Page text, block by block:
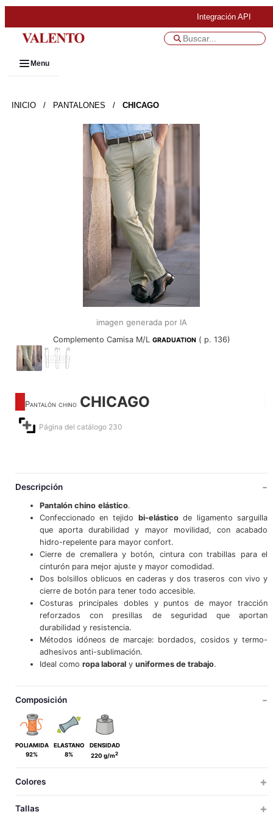
Integración API
Menu
INICIO / PANTALONES / CHICAGO
imagen generada por IA
Complemento Camisa M/L GRADUATION( p. 136)
Pantalón chino CHICAGO
Página del catálogo 230
Descripción
Pantalón chino elástico.
Confeccionado en tejido bi-elásticode ligamento sarguilla
que aporta durabilidad y mayor movilidad, con acabado
hidro-repelente para mayor confort.
Cierre de cremallera y botón, cintura con trabillas para el
cinturón para mejor ajuste y mayor comodidad.
Dos bolsillos oblicuos en caderas y dos traseros con vivo y
cierre de botón para tener todo accesible.
Costuras principales dobles y puntos de mayor tracción
reforzados con presillas de seguridad que aportan
durabilidad y resistencia.
Métodos idóneos de marcaje: bordados, cosidos y termo-
adhesivos anti-sublimación.
Ideal como ropa laboraly uniformes de trabajo.
Composición
POLIAMIDA
92%
ELASTANO
8%
DENSIDAD
220 g/m2
Colores
Tallas